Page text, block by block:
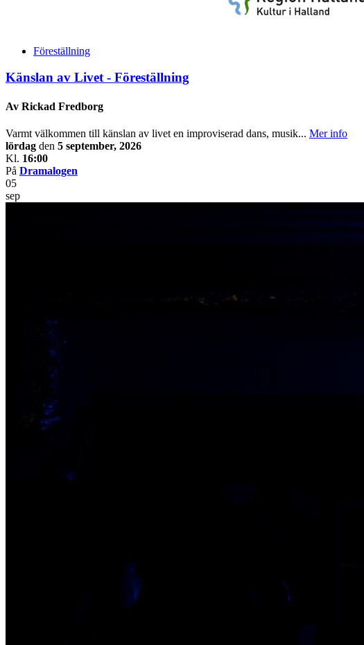
Föreställning
Känslan av Livet - Föreställning
Av Rickad Fredborg
Varmt välkommen till känslan av livet en improviserad dans, musik... Mer info
lördag den 5 september, 2026
Kl. 16:00
På Dramalogen
05
sep